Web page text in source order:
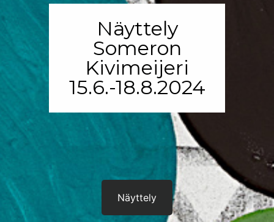
Näyttely
Someron
Kivimeijeri
15.6.-18.8.2024
Näyttely